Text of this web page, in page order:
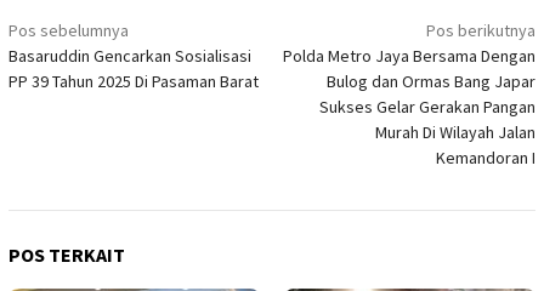
Navigasi
pos
Pos sebelumnya
Basaruddin Gencarkan Sosialisasi
PP 39 Tahun 2025 Di Pasaman Barat
Pos berikutnya
Polda Metro Jaya Bersama Dengan
Bulog dan Ormas Bang Japar
Sukses Gelar Gerakan Pangan
Murah Di Wilayah Jalan
Kemandoran I
POS TERKAIT